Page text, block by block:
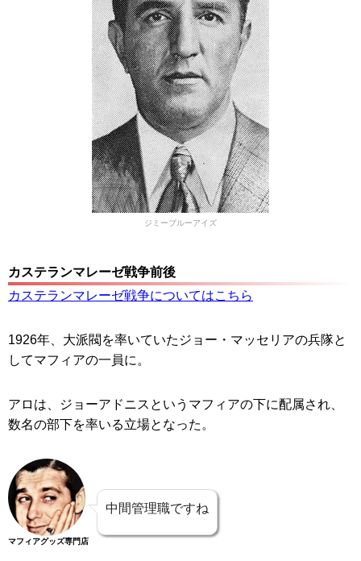
ジミーブルーアイズ
カステランマレーゼ戦争前後
カステランマレーゼ戦争についてはこちら
1926年、大派閥を率いていたジョー・マッセリアの兵隊と
してマフィアの一員に。
アロは、ジョーアドニスというマフィアの下に配属され、
数名の部下を率いる立場となった。
マフィアグッズ専門店
中間管理職ですね